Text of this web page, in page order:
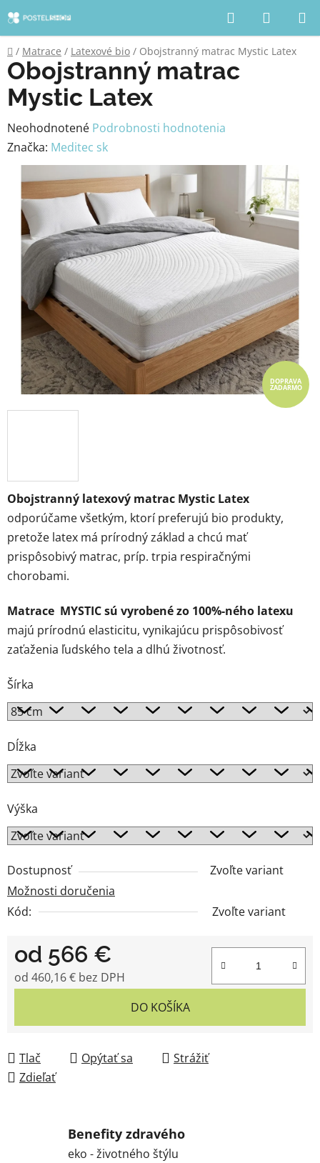
na
obsah
Hľadať
KOŠÍK
Domov
/ Matrace / Latexové bio / Obojstranný matrac Mystic Latex
Obojstranný latexový matrac Mystic Latex
odporúčame všetkým, ktorí preferujú bio produkty,
pretože latex má prírodný základ a chcú mať
prispôsobivý matrac, príp. trpia respiračnými
chorobami.
Matrace MYSTIC sú vyrobené zo 100%-ného latexu
majú prírodnú elasticitu, vynikajúcu prispôsobivosť
zaťaženia ľudského tela a dlhú životnosť.
Šírka
Dĺžka
Výška
Dostupnosť
Zvoľte variant
Možnosti doručenia
Kód:
Zvoľte variant
od 566 €
od 460,16 € bez DPH
DO KOŠÍKA
Tlač Opýtať sa
Strážiť
Zdieľať
Obojstranný matrac
Mystic Latex
Priemerné
hodnotenie
produktu
0,0
hviezdičiek.
Neohodnotené Podrobnosti hodnotenia
Značka: Meditec sk
DOPRAVA
ZADARMO
Benefity zdravého
eko - životného štýlu